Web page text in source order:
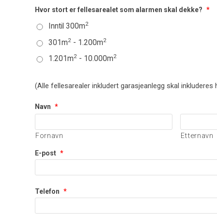
Hvor stort er fellesarealet som alarmen skal dekke? *
Inntil 300m2
301m2 - 1.200m2
1.201m2 - 10.000m2
(Alle fellesarealer inkludert garasjeanlegg skal inkluderes
Navn *
Fornavn Etternavn
E-post *
Telefon *